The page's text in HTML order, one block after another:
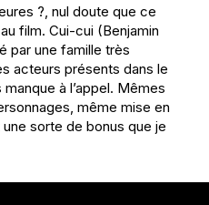
?, nul doute que ce
film. Cui-cui (Benjamin
par une famille très
acteurs présents dans le
à l’appel. Mêmes
même mise en
sorte de bonus que je